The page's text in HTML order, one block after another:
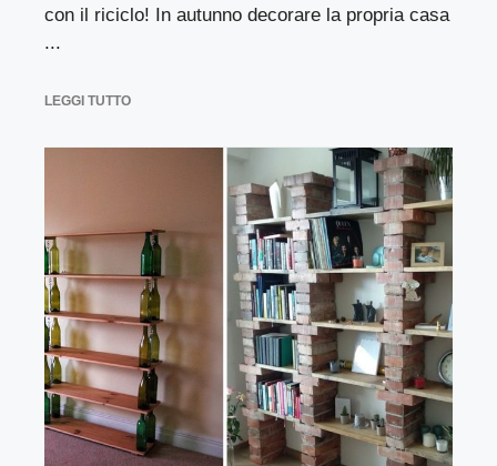
con il riciclo! In autunno decorare la propria casa
...
LEGGI TUTTO